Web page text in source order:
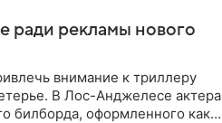
ради рекламы нового
внимание к триллеру
В Лос-Анджелесе актера
билборда, оформленного как